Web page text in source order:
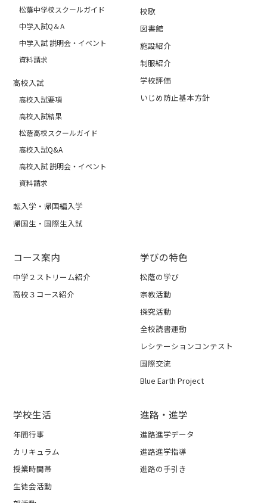
松蔭中学校スクールガイド
中学入試Q＆A
中学入試 説明会・イベント
資料請求
高校入試
高校入試要項
高校入試結果
松蔭高校スクールガイド
高校入試Q&A
高校入試 説明会・イベント
資料請求
転入学・帰国編入学
帰国生・国際生入試
校歌
図書館
施設紹介
制服紹介
学校評価
いじめ防止基本方針
コース案内
中学２ストリーム紹介
高校３コース紹介
学びの特色
松蔭の学び
宗教活動
探究活動
全校読書運動
レシテーションコンテスト
国際交流
Blue Earth Project
学校生活
年間行事
カリキュラム
授業時間帯
生徒会活動
進路・進学
進路進学データ
進路進学指導
進路の手引き